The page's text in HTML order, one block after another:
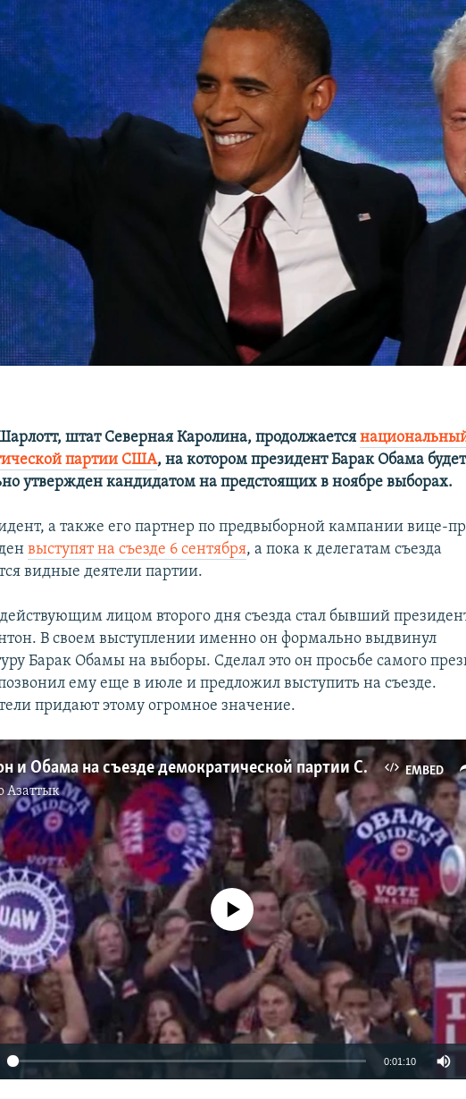
штат Северная Каролина, продолжается
партии США, на котором президент Барак Обама будет
утвержден кандидатом на предстоящих в ноябре выборах.
а также его партнер по предвыборной кампании вице-
выступят на съезде 6 сентября, а пока к делегатам съезда
видные деятели партии.
лицом второго дня съезда стал бывший
В своем выступлении именно он формально выдвинул
Барак Обамы на выборы. Сделал это он просьбе самого
ему еще в июле и предложил выступить на съезде.
придают этому огромное значение.
EMBED
Клинтон и Обама на съезде демократической партии США
Азаттык
No media source currently available
0:01:10